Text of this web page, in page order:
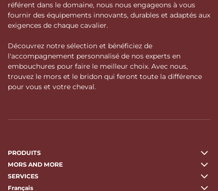
référent dans le domaine, nous nous engageons à vous
fournir des équipements innovants, durables et adaptés aux
exigences de chaque cavalier.
Découvrez notre sélection et bénéficiez de
l'accompagnement personnalisé de nos experts en
embouchures pour faire le meilleur choix. Avec nous,
trouvez le mors et le bridon qui feront toute la différence
pour vous et votre cheval.
PRODUITS
MORS AND MORE
SERVICES
Français